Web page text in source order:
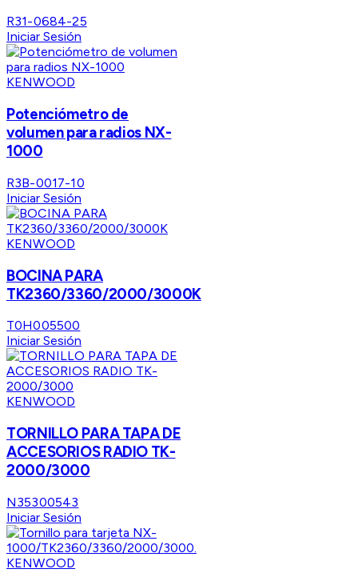
R31-0684-25
Iniciar Sesión
KENWOOD
Potenciómetro de
volumen para radios NX-
1000
R3B-0017-10
Iniciar Sesión
KENWOOD
BOCINA PARA
TK2360/3360/2000/3000K
T0H005500
Iniciar Sesión
KENWOOD
TORNILLO PARA TAPA DE
ACCESORIOS RADIO TK-
2000/3000
N35300543
Iniciar Sesión
KENWOOD